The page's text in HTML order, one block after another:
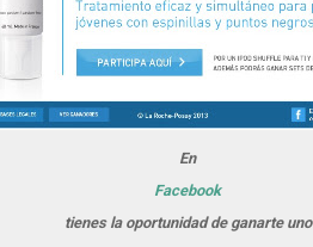
En
Facebook
tienes la oportunidad de ganarte uno